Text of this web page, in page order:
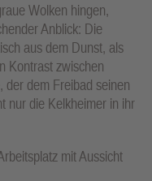
Wolken hingen,
Anblick: Die
aus dem Dunst, als
Kontrast zwischen
der dem Freibad seinen
nur die Kelkheimer in ihr
mit Aussicht